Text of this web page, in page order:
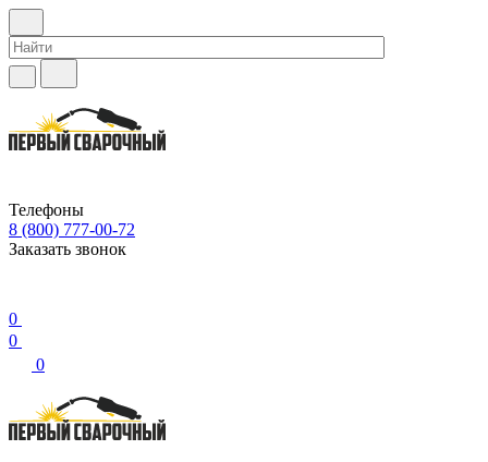
Телефоны
8 (800) 777-00-72
Заказать звонок
0
0
0